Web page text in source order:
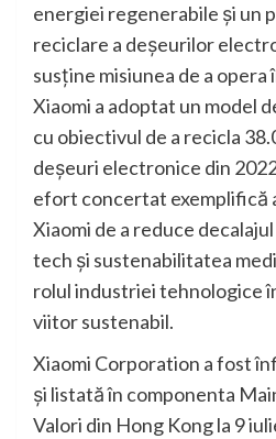
energiei regenerabile și un
reciclare a deșeurilor
susține misiunea de a opera
Xiaomi a adoptat un model
cu obiectivul de a recicla
deșeuri electronice din
efort concertat exemplifică
Xiaomi de a reduce
tech și sustenabilitatea
rolul industriei tehnologice
viitor sustenabil.
Xiaomi Corporation a fost
și listată în componenta
Valori din Hong Kong la 9